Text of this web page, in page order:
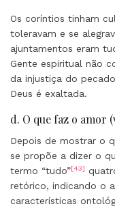
Os coríntios tinham
toleravam e se
ajuntamentos eram
Gente espiritual não
da injustiça do
Deus é exaltada.
d. O que faz o amor
Depois de mostrar o
se propõe a dizer o
termo “tudo”[43]
retórico, indicando o
características